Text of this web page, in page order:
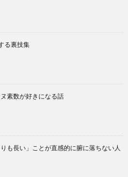
る裏技集
素数が好きになる話
りも長い」ことが直感的に腑に落ちない人